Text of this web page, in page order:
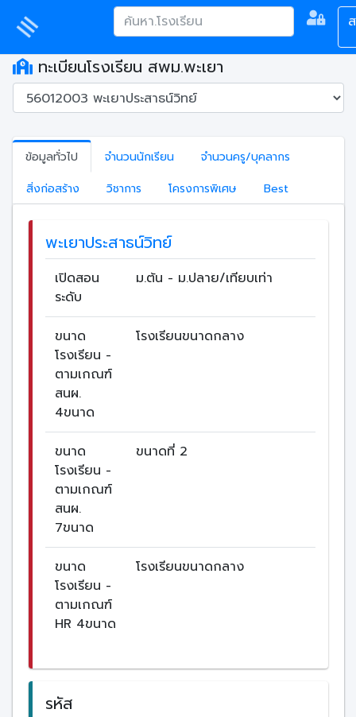
ทะเบียนโรงเรียน สพม.พะเยา
ข้อมูลทั่วไป จำนวนนักเรียน
จำนวนครู/บุคลากร
สิ่งก่อสร้าง
วิชาการ โครงการพิเศษ Best
พะเยาประสาธน์วิทย์
เปิดสอน
ระดับ
ม.ต้น - ม.ปลาย/เทียบเท่า
ขนาด
โรงเรียน -
ตามเกณฑ์
สนผ.
4ขนาด
โรงเรียนขนาดกลาง
ขนาด
โรงเรียน -
ตามเกณฑ์
สนผ.
7ขนาด
ขนาดที่ 2
ขนาด
โรงเรียน -
ตามเกณฑ์
HR 4ขนาด
โรงเรียนขนาดกลาง
รหัส